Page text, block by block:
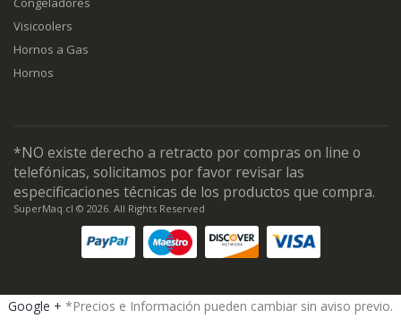
Visicoolers
Hornos a Gas
Hornos
*NO existe derecho a retracto por compras on line o
telefónicas, solicitamos por favor revisar las
especificaciones técnicas de los productos que compra.
SuperMaq.cl © 2026. All Rights Reserved
Google + *Precios e Información pueden cambiar sin aviso previo.